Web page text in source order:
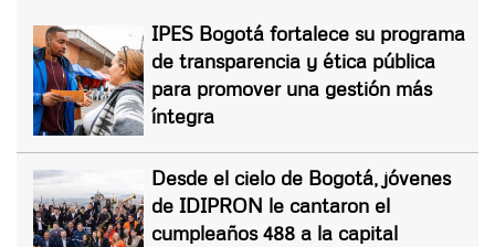
IPES Bogotá fortalece su programa
de transparencia y ética pública
para promover una gestión más
íntegra
Desde el cielo de Bogotá, jóvenes
de IDIPRON le cantaron el
cumpleaños 488 a la capital